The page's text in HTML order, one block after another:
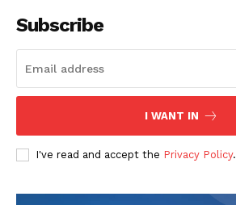
Subscribe
I WANT IN
I've read and accept the Privacy Policy.